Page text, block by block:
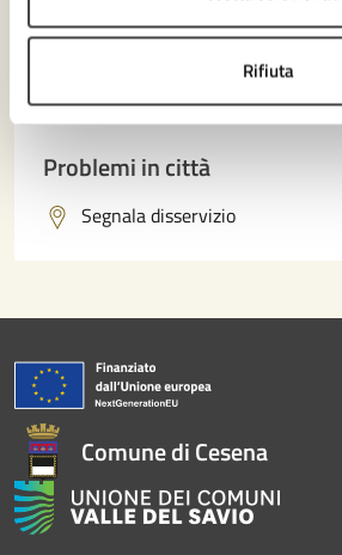
Rifiuta
Richiedi assistenza
Numero verde 0547-356111
Prenota appuntamento
Problemi in città
Segnala disservizio
Comune di Cesena